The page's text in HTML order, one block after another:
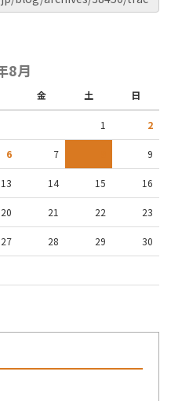
8月
金 土 日
1 2
6 7 9
13 14 15 16
20 21 22 23
27 28 29 30